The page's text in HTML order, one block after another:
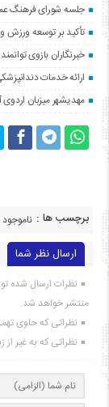
جلسه شورای فرهنگ
تأکید بر توسعه ورزش
خبرنگاران بازوی
ارائه خدمات
مهدیشهر میزبان
برچسب ها : ناموجود
ارسال نظر شما
نظرات ارسال شده
منتشر خواهد شد.
نظراتی که حاوی
نظراتی که به غیر